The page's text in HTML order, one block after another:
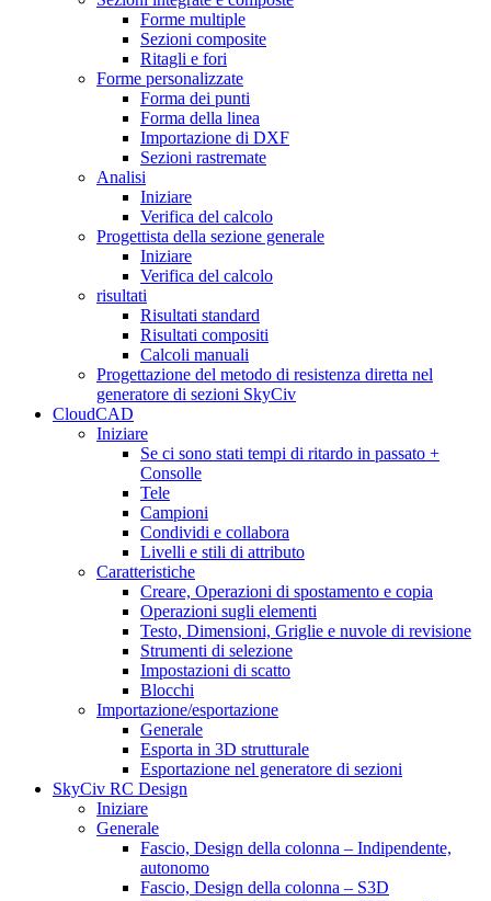
Forme multiple
Sezioni composite
Ritagli e fori
Forme personalizzate
Forma dei punti
Forma della linea
Importazione di DXF
Sezioni rastremate
Analisi
Iniziare
Verifica del calcolo
Progettista della sezione generale
Iniziare
Verifica del calcolo
risultati
Risultati standard
Risultati compositi
Calcoli manuali
Progettazione del metodo di resistenza diretta nel
generatore di sezioni SkyCiv
CloudCAD
Iniziare
Se ci sono stati tempi di ritardo in passato +
Consolle
Tele
Campioni
Condividi e collabora
Livelli e stili di attributo
Caratteristiche
Creare, Operazioni di spostamento e copia
Operazioni sugli elementi
Testo, Dimensioni, Griglie e nuvole di revisione
Strumenti di selezione
Impostazioni di scatto
Blocchi
Importazione/esportazione
Generale
Esporta in 3D strutturale
Esportazione nel generatore di sezioni
SkyCiv RC Design
Iniziare
Generale
Fascio, Design della colonna – Indipendente,
autonomo
Fascio, Design della colonna – S3D